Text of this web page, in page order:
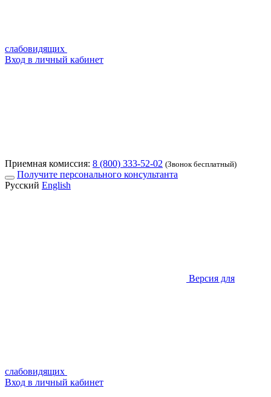
слабовидящих
Вход в личный кабинет
Приемная комиссия: 8 (800) 333-52-02 (Звонок бесплатный)
Получите персонального консультанта
Русский English
Версия для
слабовидящих
Вход в личный кабинет